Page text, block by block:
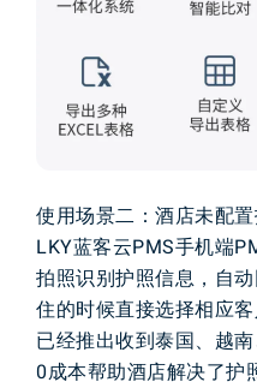
使用场景二 ： 酒店未配置
LKY蓝客云PMS手机端P
拍照识别护照信息 ， 自动
住的时候直接选择相应
已经推出收到泰国、 越南
0成本帮助酒店解决了护